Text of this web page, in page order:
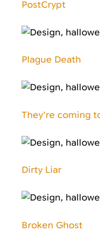
PostCrypt
Plague Death
They’re coming
Dirty Liar
Broken Ghost